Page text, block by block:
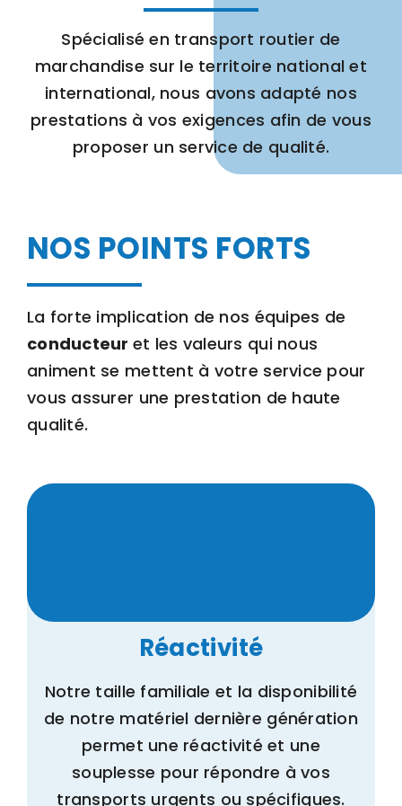
Spécialisé en transport routier de
marchandise sur le territoire national et
international, nous avons adapté nos
prestations à vos exigences afin de vous
proposer un service de qualité.
Réactivité
Notre taille familiale et la disponibilité
de notre matériel dernière génération
permet une réactivité et une
souplesse pour répondre à vos
transports urgents ou spécifiques.
NOS POINTS FORTS
La forte implication de nos équipes de
conducteur et les valeurs qui nous
animent se mettent à votre service pour
vous assurer une prestation de haute
qualité.